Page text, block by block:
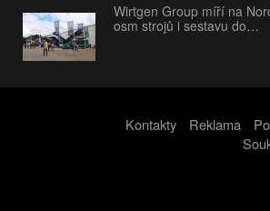
Wirtgen Group míří na
osm strojů i sestavu do…
Kontakty Reklama